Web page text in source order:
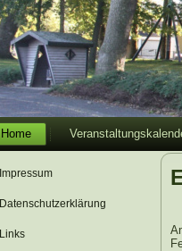
Home
Impressum
Datenschutzerklärung
Links